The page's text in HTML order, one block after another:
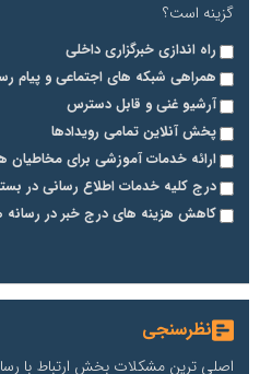
گزینه است؟
راه اندازی خبرگزاری داخلی
همراهی شبکه های اجتماعی و پیام
آرشیو غنی و قابل دسترس
پخش آنلاین تمامی رویدادها
ارائه خدمات آموزشی برای
درج کلیه خدمات اطلاع رسانی در
کاهش هزینه های درج خبر در رسانه
نظرسنجی
اصلی ترین مشکلات بخش ارتباط با